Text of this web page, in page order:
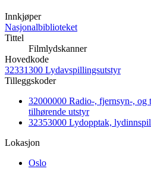
Innkjøper
Nasjonalbiblioteket
Tittel
Filmlydskanner
Hovedkode
32331300 Lydavspillingsutstyr
Tilleggskoder
32000000 Radio-, fjernsyn-, og
tilhørende utstyr
32353000 Lydopptak,
Lokasjon
Oslo